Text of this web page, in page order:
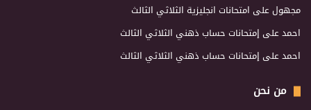
مجهولعلى امتحانات انجليزية الثلاثي الثالث
احمدعلى إمتحانات حساب ذهني الثلاثي الثالث
احمدعلى إمتحانات حساب ذهني الثلاثي الثالث
من نحن